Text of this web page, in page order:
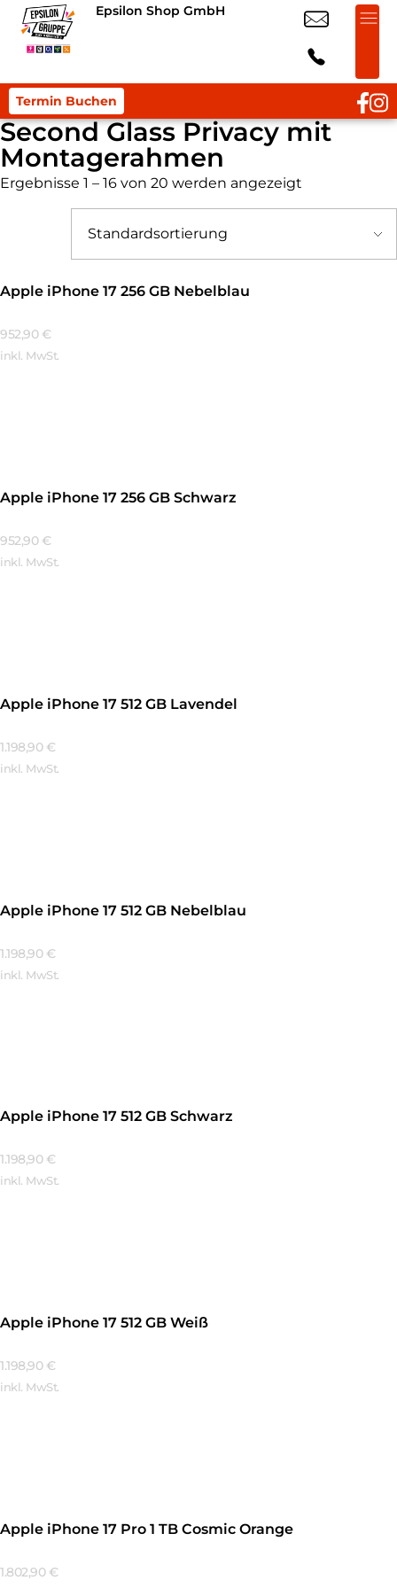
Epsilon Shop GmbH
Termin Buchen
Second Glass Privacy mit
Montagerahmen
Ergebnisse 1 – 16 von 20 werden angezeigt
Apple iPhone 17 256 GB Nebelblau
952,90 €
inkl. MwSt.
Apple iPhone 17 256 GB Schwarz
952,90 €
inkl. MwSt.
Apple iPhone 17 512 GB Lavendel
1.198,90 €
inkl. MwSt.
Apple iPhone 17 512 GB Nebelblau
1.198,90 €
inkl. MwSt.
Apple iPhone 17 512 GB Schwarz
1.198,90 €
inkl. MwSt.
Apple iPhone 17 512 GB Weiß
1.198,90 €
inkl. MwSt.
Apple iPhone 17 Pro 1 TB Cosmic Orange
1.802,90 €